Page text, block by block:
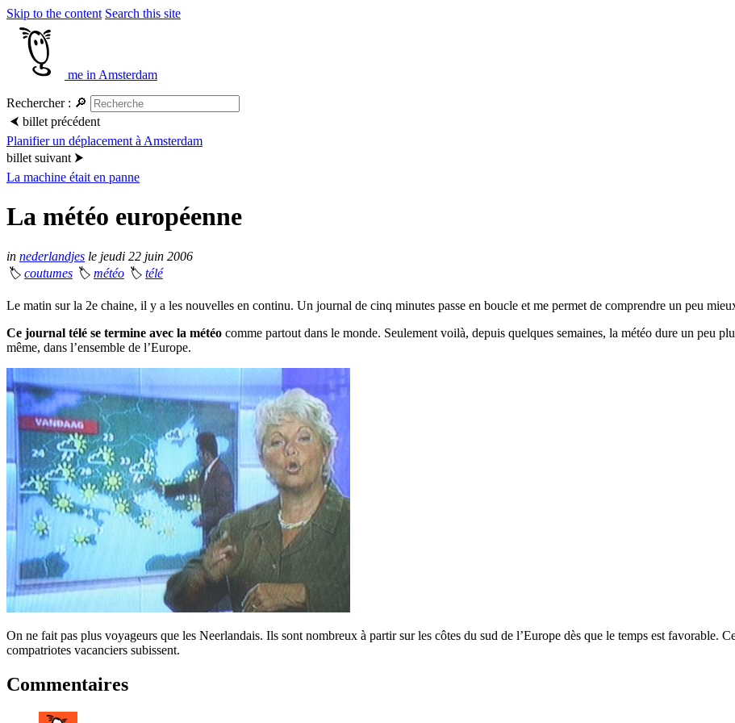
Skip to the content Search this site
me in Amsterdam
Rechercher : 🔎
⮜ billet précédent
Planifier un déplacement à Amsterdam
billet suivant ⮞
La machine était en panne
La météo européenne
in nederlandjes le jeudi 22 juin 2006
🏷 coutumes 🏷 météo 🏷 télé
Le matin sur la 2e chaine, il y a les nouvelles en continu. Un journal de cinq minutes passe en boucle et me permet de comprendre un peu
Ce journal télé se termine avec la météo comme partout dans le monde. Seulement voilà, depuis quelques semaines, la météo dure un peu
même, dans l’ensemble de l’Europe.
On ne fait pas plus voyageurs que les Neerlandais. Ils sont nombreux à partir sur les côtes du sud de l’Europe dès que le temps est favorable.
compatriotes vacanciers subissent.
Commentaires